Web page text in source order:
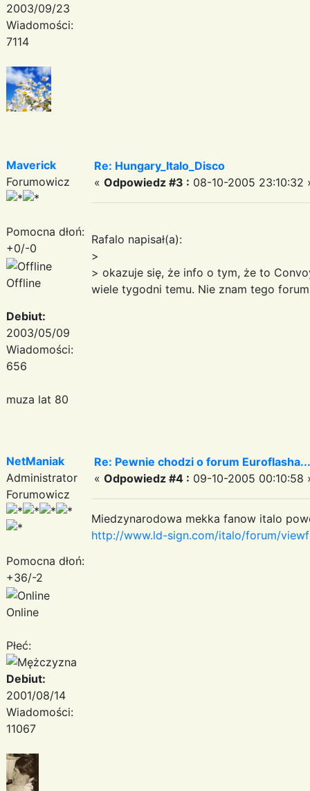
2003/09/23
Wiadomości:
7114
Maverick
Forumowicz
Pomocna dłoń:
+0/-0
Offline
Debiut:
2003/05/09
Wiadomości:
656
muza lat 80
Re: Hungary_Italo_Disco
« Odpowiedz #3 : 08-10-2005 23:10:32
Rafalo napisał(a):
>
> okazuje się, że info o tym, że to
wiele tygodni temu. Nie znam tego
NetManiak
Administrator
Forumowicz
Pomocna dłoń:
+36/-2
Online
Płeć:
Debiut:
2001/08/14
Wiadomości:
11067
Re: Pewnie chodzi o forum Euroflasha...
« Odpowiedz #4 : 09-10-2005 00:10:58
Miedzynarodowa mekka fanow italo
http://www.ld-sign.com/italo/forum/